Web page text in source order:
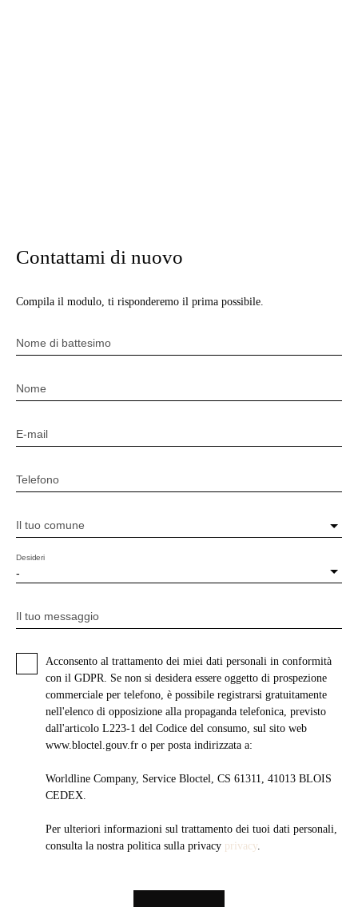
Contattami di nuovo
Compila il modulo, ti risponderemo il prima possibile.
Nome di battesimo
Nome
E-mail
Telefono
Il tuo comune
-
Desideri
Il tuo messaggio
Acconsento al trattamento dei miei dati personali in conformità
con il GDPR. Se non si desidera essere oggetto di prospezione
commerciale per telefono, è possibile registrarsi gratuitamente
nell'elenco di opposizione alla propaganda telefonica, previsto
dall'articolo L223-1 del Codice del consumo, sul sito web
www.bloctel.gouv.fr o per posta indirizzata a:
Worldline Company, Service Bloctel, CS 61311, 41013 BLOIS
CEDEX.
Per ulteriori informazioni sul trattamento dei tuoi dati personali,
consulta la nostra politica sulla privacy privacy